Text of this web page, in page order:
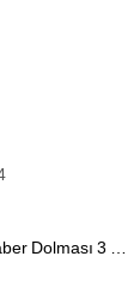
Dolması 3 …